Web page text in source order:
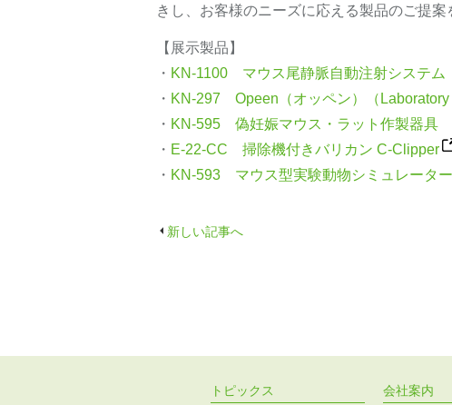
きし、お客様のニーズに応える製品のご提案
【展示製品】
・ KN-1100 マウス尾静脈自動注射システ
・ KN-297 Opeen（オッペン）（Laboratory
・ KN-595 偽妊娠マウス・ラット作製器具
・ E-22-CC 掃除機付きバリカン C-Clipper
・ KN-593 マウス型実験動物シミュレーター
新しい記事へ
トピックス 会社案内